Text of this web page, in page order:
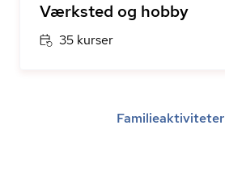
Værksted og hobby
35 kurser
Familieaktiviteter